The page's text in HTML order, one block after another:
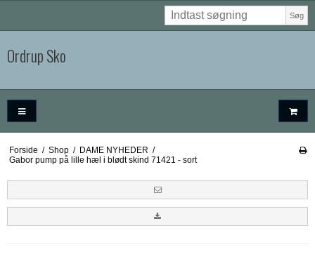
Søg
Ordrup Sko
Forside / Shop / DAME NYHEDER /
Gabor pump på lille hæl i blødt skind 71421 - sort